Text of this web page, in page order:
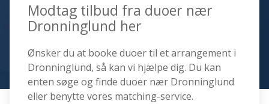
Modtag tilbud fra duoer nær
Dronninglund her
Ønsker du at booke duoer til et arrangement i
Dronninglund, så kan vi hjælpe dig. Du kan
enten søge og finde duoer nær Dronninglund
eller benytte vores matching-service.